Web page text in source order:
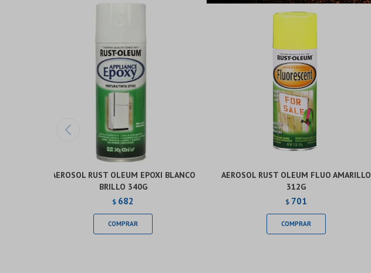
AEROSOL RUST OLEUM EPOXI BLANCO
BRILLO 340G
$ 682
AEROSOL RUST OLEUM FLUO AMARILLO
312G
$ 701